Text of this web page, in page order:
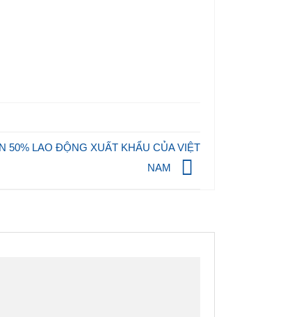
50% LAO ĐỘNG XUẤT KHẨU CỦA VIỆT
NAM